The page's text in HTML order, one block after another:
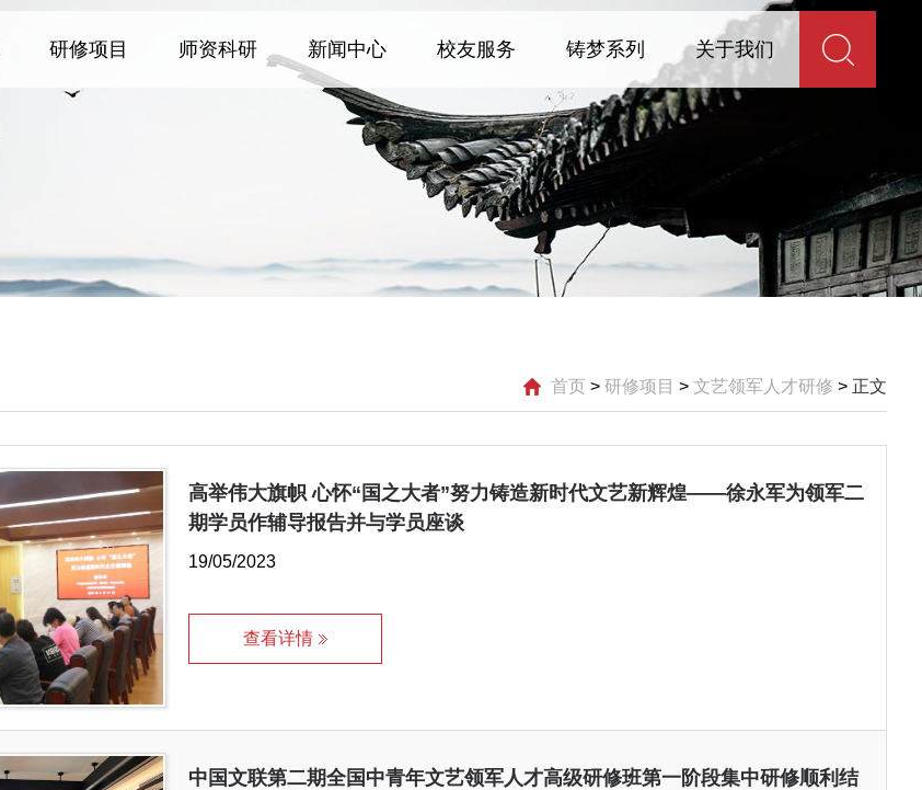
研修项目 师资科研 新闻中心 校友服务 铸梦系列 关于我们
首页 > 研修项目 > 文艺领军人才研修 > 正文
高举伟大旗帜 心怀“国之大者”努力铸造新时代文艺新辉煌——徐永军为领军二
期学员作辅导报告并与学员座谈
19/05/2023
查看详情
中国文联第二期全国中青年文艺领军人才高级研修班第一阶段集中研修顺利结